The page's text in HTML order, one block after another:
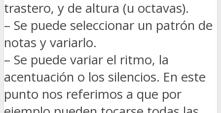
trastero, y de altura (u octavas).
– Se puede seleccionar un patrón de
notas y variarlo.
– Se puede variar el ritmo, la
acentuación o los silencios. En este
punto nos referimos a que por